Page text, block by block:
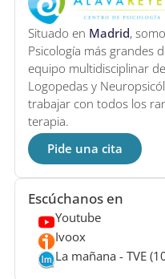
Situado en Madrid,
Psicología más grandes
equipo multidisciplinar de
Logopedas y
trabajar con todos los
terapia.
Pide una cita
Escúchanos en
Youtube
Ivoox
La mañana - TVE